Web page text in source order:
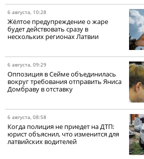
6 августа, 10:28
Жёлтое предупреждение о жаре
будет действовать сразу в
нескольких регионах Латвии
6 августа, 09:29
Оппозиция в Сейме объединилась
вокруг требования отправить Яниса
Домбраву в отставку
6 августа, 08:58
Когда полиция не приедет на ДТП:
юрист объяснил, что изменится для
латвийских водителей